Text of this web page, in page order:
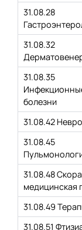
31.08.28
31.08.32
31.08.35
болезни
31.08.42
31.08.45
31.08.48
медицинская
31.08.49
31.08.51